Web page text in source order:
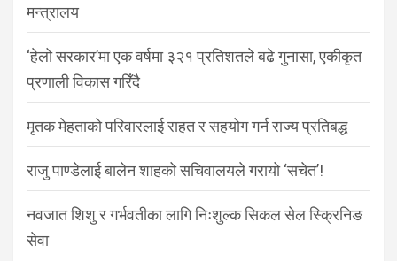
मन्त्रालय
‘हेलो सरकार’मा एक वर्षमा ३२१ प्रतिशतले बढे गुनासा, एकीकृत
प्रणाली विकास गरिँदै
मृतक मेहताको परिवारलाई राहत र सहयोग गर्न राज्य प्रतिबद्ध
राजु पाण्डेलाई बालेन शाहको सचिवालयले गरायो ‘सचेत’!
नवजात शिशु र गर्भवतीका लागि निःशुल्क सिकल सेल स्क्रिनिङ
सेवा